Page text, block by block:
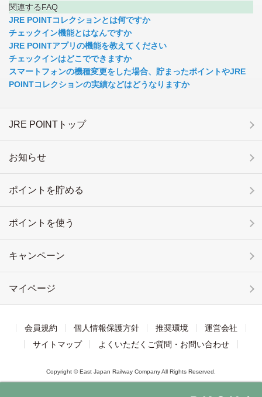
関連するFAQ
JRE POINTコレクションとは何ですか
チェックイン機能とはなんですか
JRE POINTアプリの機能を教えてください
チェックインはどこでできますか
スマートフォンの機種変更をした場合、貯まったポイントやJRE
POINTコレクションの実績などはどうなりますか
JRE POINTトップ
お知らせ
ポイントを貯める
ポイントを使う
キャンペーン
マイページ
会員規約 個人情報保護方針 推奨環境
運営会社
サイトマップ
よくいただくご質問・お問い合わせ
Copyright © East Japan Railway Company All Rights Reserved.